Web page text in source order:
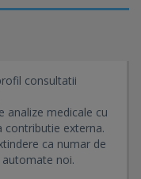
consultatii
analize medicale cu
contributie externa.
ca numar de
noi.